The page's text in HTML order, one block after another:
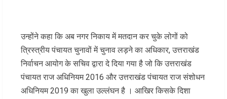
उन्होंने कहा कि अब नगर निकाय में मतदान कर चुके लोगों को
त्रिस्त्रीय पंचायत चुनावों में चुनाव लड़ने का अधिकार, उत्तराखंड
निर्वाचन आयोग के सचिव द्वारा दे दिया गया है जो कि उत्तराखंड
पंचायत राज अधिनियम 2016 और उत्तराखंड पंचायत राज संशोधन
अधिनियम 2019 का खुला उल्लंघन है । आखिर किसके दिशा